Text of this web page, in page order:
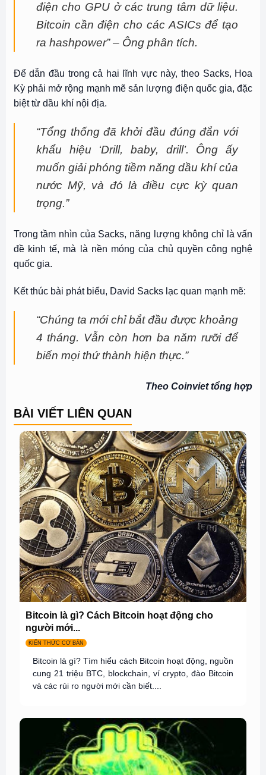
điện cho GPU ở các trung tâm dữ liệu.
Bitcoin cần điện cho các ASICs để tạo
ra hashpower” – Ông phân tích.
Để dẫn đầu trong cả hai lĩnh vực này, theo Sacks, Hoa
Kỳ phải mở rộng mạnh mẽ sản lượng điện quốc gia, đặc
biệt từ dầu khí nội địa.
“Tổng thống đã khởi đầu đúng đắn với
khẩu hiệu ‘Drill, baby, drill’. Ông ấy
muốn giải phóng tiềm năng dầu khí của
nước Mỹ, và đó là điều cực kỳ quan
trọng.”
Trong tầm nhìn của Sacks, năng lượng không chỉ là vấn
đề kinh tế, mà là nền móng của chủ quyền công nghệ
quốc gia.
Kết thúc bài phát biểu, David Sacks lạc quan mạnh mẽ:
“Chúng ta mới chỉ bắt đầu được khoảng
4 tháng. Vẫn còn hơn ba năm rưỡi để
biến mọi thứ thành hiện thực.”
Theo Coinviet tổng hợp
BÀI VIẾT LIÊN QUAN
Bitcoin là gì? Cách Bitcoin hoạt động cho
người mới...
KIẾN THỨC CƠ BẢN
Bitcoin là gì? Tìm hiểu cách Bitcoin hoạt động, nguồn
cung 21 triệu BTC, blockchain, ví crypto, đào Bitcoin
và các rủi ro người mới cần biết....